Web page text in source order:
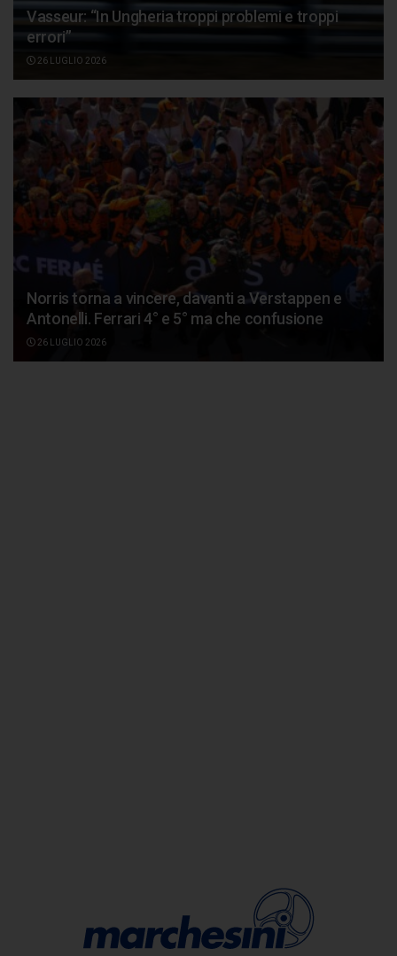
Vasseur: “In Ungheria troppi problemi e troppi
errori”
26 LUGLIO 2026
Norris torna a vincere, davanti a Verstappen e
Antonelli. Ferrari 4° e 5° ma che confusione
26 LUGLIO 2026